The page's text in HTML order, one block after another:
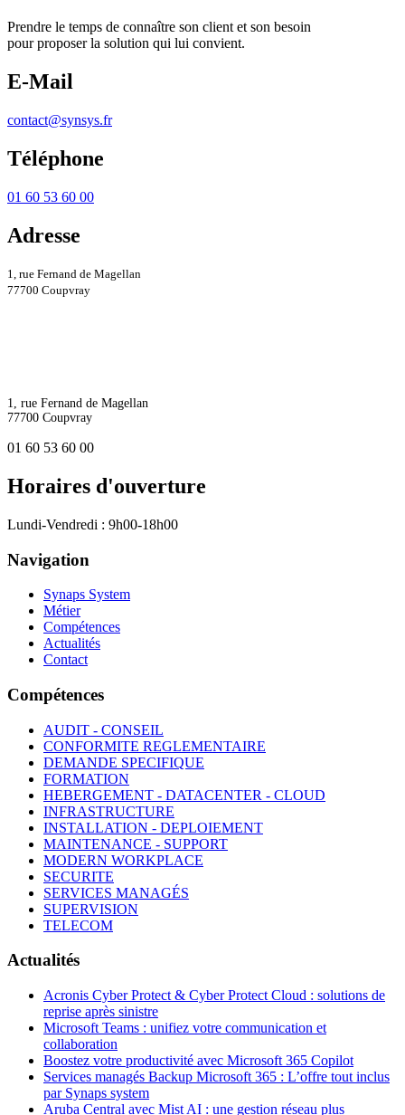
Prendre le temps de connaître son client et son besoin
pour proposer la solution qui lui convient.
E-Mail
contact@synsys.fr
Téléphone
01 60 53 60 00
Adresse
1, rue Fernand de Magellan
77700 Coupvray
1, rue Fernand de Magellan
77700 Coupvray
01 60 53 60 00
Horaires d'ouverture
Lundi-Vendredi : 9h00-18h00
Navigation
Synaps System
Métier
Compétences
Actualités
Contact
Compétences
AUDIT - CONSEIL
CONFORMITE REGLEMENTAIRE
DEMANDE SPECIFIQUE
FORMATION
HEBERGEMENT - DATACENTER - CLOUD
INFRASTRUCTURE
INSTALLATION - DEPLOIEMENT
MAINTENANCE - SUPPORT
MODERN WORKPLACE
SECURITE
SERVICES MANAGÉS
SUPERVISION
TELECOM
Actualités
Acronis Cyber Protect & Cyber Protect Cloud : solutions de
reprise après sinistre
Microsoft Teams : unifiez votre communication et
collaboration
Boostez votre productivité avec Microsoft 365 Copilot
Services managés Backup Microsoft 365 : L’offre tout inclus
par Synaps system
Aruba Central avec Mist AI : une gestion réseau plus